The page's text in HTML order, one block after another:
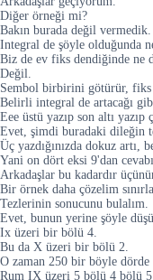
Diğer örneği mi?
Bakın burada değil vermedik.
Integral de şöyle olduğunda
Biz de ev fiks dendiğinde ne
Değil.
Sembol birbirini götürür,
Belirli integral de artacağı
Eee üstü yazıp son altı
Evet, şimdi buradaki dileğin
Üç yazdığınızda dokuz artı,
Yani on dört eksi 9'dan
Arkadaşlar bu kadardır
Bir örnek daha çözelim
Tezlerinin sonucunu bulalım.
Evet, bunun yerine şöyle
Ix üzeri bir bölü 4.
Bu da X üzeri bir bölü 2.
O zaman 250 bir böyle dörde
Rum IX üzeri 5 bölü 4 bölü 5